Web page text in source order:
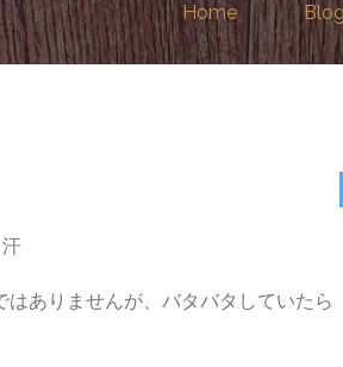
Home Blog
ありませんが、バタバタしていたら